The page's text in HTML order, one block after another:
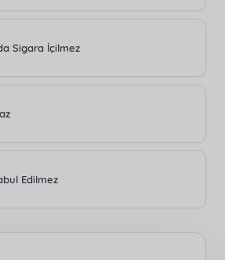
Sigara İçilmez
Edilmez